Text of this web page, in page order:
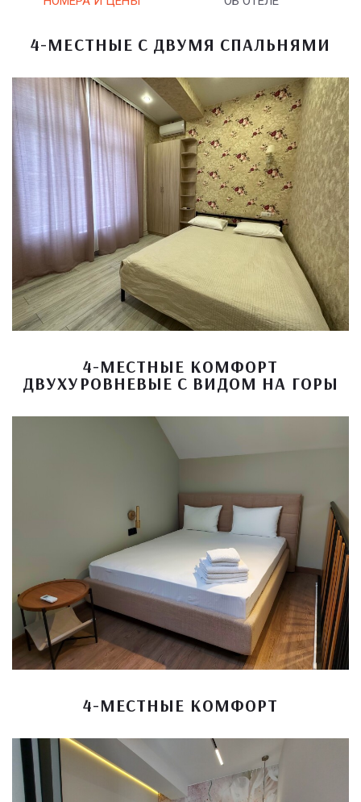
4-МЕСТНЫЕ С ДВУМЯ СПАЛЬНЯМИ
4-МЕСТНЫЕ КОМФОРТ
ДВУХУРОВНЕВЫЕ С ВИДОМ НА ГОРЫ
4-МЕСТНЫЕ КОМФОРТ